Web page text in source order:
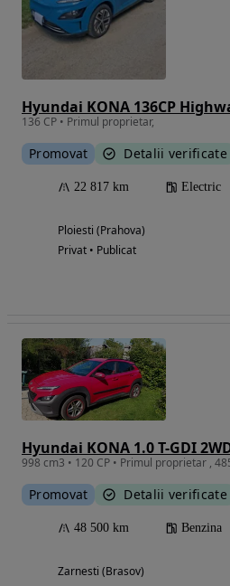
Hyundai KONA 136CP
136 CP • Primul proprietar,
Promovat Detalii verificate
22 817 km Electric
Ploiesti (Prahova)
Privat • Publicat
Hyundai KONA 1.0 T-GDI
Promovat Detalii verificate
48 500 km Benzina
Zarnesti (Brasov)